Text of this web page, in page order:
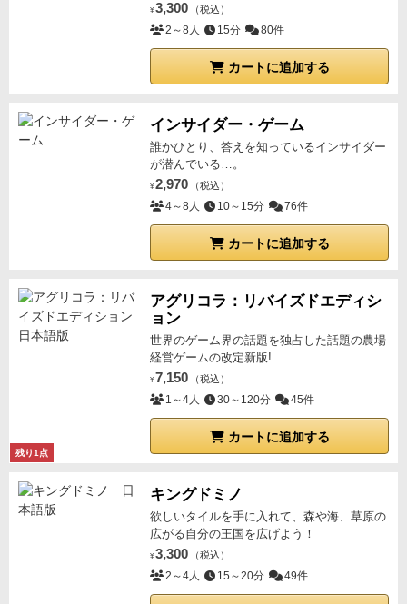
¥ 3,300 （税込）
2～8人 15分 80件
カートに追加する
インサイダー・ゲーム
誰かひとり、答えを知っているインサイダー
が潜んでいる…。
¥ 2,970 （税込）
4～8人 10～15分 76件
カートに追加する
残り1点
アグリコラ：リバイズドエディシ
ョン
世界のゲーム界の話題を独占した話題の農場
経営ゲームの改定新版!
¥ 7,150 （税込）
1～4人 30～120分 45件
カートに追加する
キングドミノ
欲しいタイルを手に入れて、森や海、草原の
広がる自分の王国を広げよう！
¥ 3,300 （税込）
2～4人 15～20分 49件